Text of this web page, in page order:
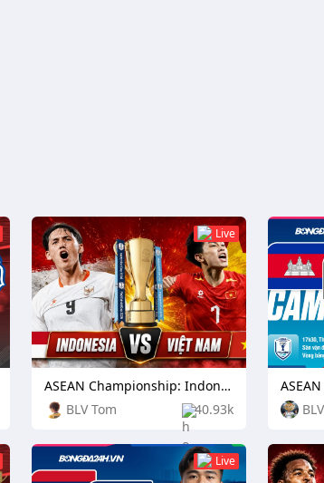
Live
BLV Tom 40.93k
ASEAN Championship: Indonesia vs Vietnam
Live